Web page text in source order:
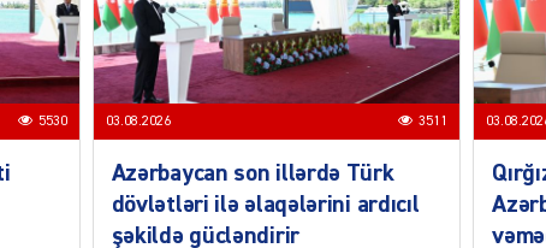
5530 03.08.2026 3511
Azərbaycan son illərdə Türk
dövlətləri ilə əlaqələrini ardıcıl
şəkildə gücləndirir